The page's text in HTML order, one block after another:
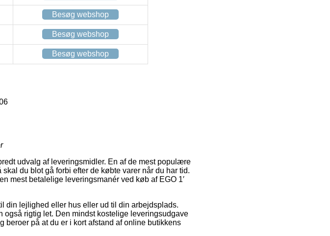
Besøg webshop
Besøg webshop
Besøg webshop
udvalg af leveringsmidler. En af de mest populære
du blot gå forbi efter de købte varer når du har tid.
mest betalelige leveringsmanér ved køb af EGO 1′
din lejlighed eller hus eller ud til din arbejdsplads.
også rigtig let. Den mindst kostelige leveringsudgave
på at du er i kort afstand af online butikkens